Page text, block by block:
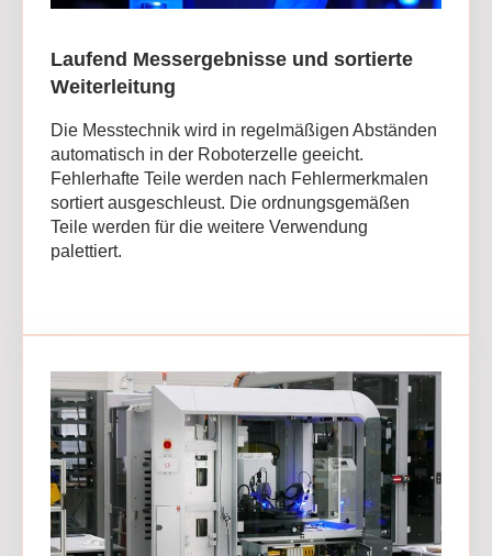
Laufend Messergebnisse und sortierte
Weiterleitung
Die Messtechnik wird in regelmäßigen Abständen
automatisch in der Roboterzelle geeicht.
Fehlerhafte Teile werden nach Fehlermerkmalen
sortiert ausgeschleust. Die ordnungsgemäßen
Teile werden für die weitere Verwendung
palettiert.